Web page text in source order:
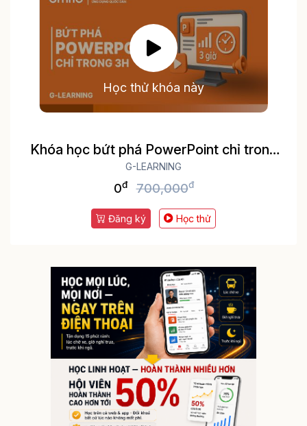
Học thử khóa này
Khóa học bứt phá PowerPoint chỉ trong
3h
G-LEARNING
0đ 700,000đ
Đăng ký Học thử